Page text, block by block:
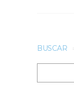
BUSCAR